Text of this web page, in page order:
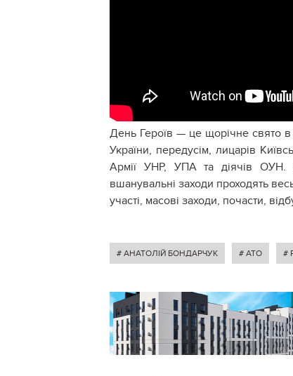
День Героїв — це щорічне свято в
України, передусім, лицарів
Армії УНР, УПА та діячів ОУН.
вшанувальні заходи проходять
участі, масові заходи, почасти,
# АНАТОЛІЙ БОНДАРЧУК # АТО #